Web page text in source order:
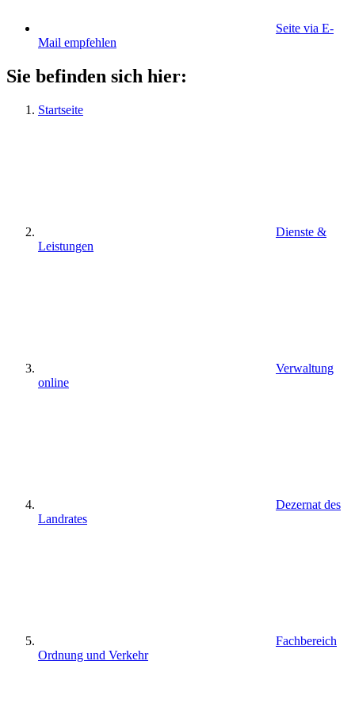
Seite via E-
Mail empfehlen
Sie befinden sich hier:
Startseite
Dienste &
Leistungen
Verwaltung
online
Dezernat des
Landrates
Fachbereich
Ordnung und Verkehr